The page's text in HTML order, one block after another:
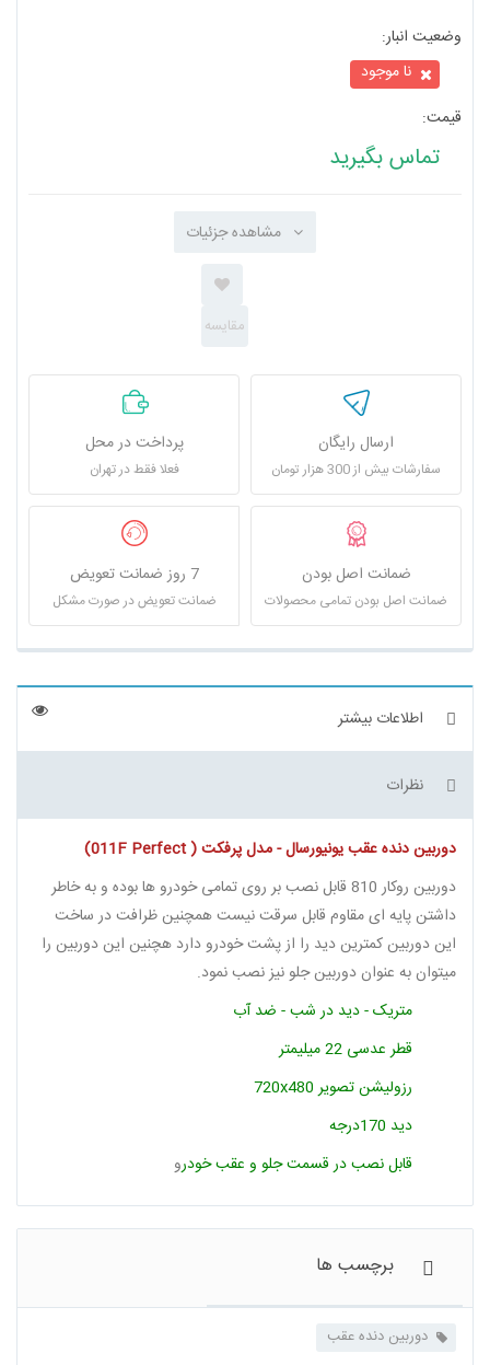
دوربین دنده عقب - پرفکت 011F - یونیورسال
وضعیت انبار:
نا موجود
قیمت:
تماس بگیرید
مشاهده جزئیات
ارسال رایگان
سفارشات بیش از 300 هزار تومان
پرداخت در محل
فعلا فقط در تهران
ضمانت اصل بودن
ضمانت اصل بودن تمامی محصولات
7 روز ضمانت تعویض
ضمانت تعویض در صورت مشکل
اطلاعات بیشتر
نظرات
دوربین دنده عقب یونیورسال - مدل پرفکت ( 011F Perfect)
دوربین روکار 810 قابل نصب بر روی تمامی خودرو ها بوده و به خاطر
داشتن پایه ای مقاوم قابل سرقت نیست همچنین ظرافت در ساخت
این دوربین کمترین دید را از پشت خودرو دارد هچنین این دوربین را
میتوان به عنوان دوربین جلو نیز نصب نمود.
متریک - دید در شب - ضد آب
قطر عدسی 22 میلیمتر
رزولیشن تصویر 720x480
دید 170درجه
قابل نصب در قسمت جلو و عقب خودرو
دوربین دنده عقب